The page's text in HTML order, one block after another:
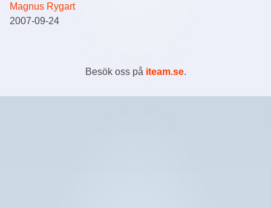
Magnus Rygart
2007-09-24
Besök oss på iteam.se.